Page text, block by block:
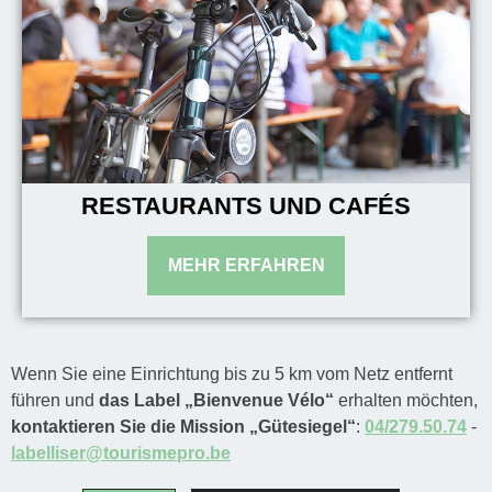
RESTAURANTS UND CAFÉS
Wenn Sie eine Einrichtung bis zu 5 km vom Netz entfernt
führen und das Label „Bienvenue Vélo“ erhalten möchten,
kontaktieren Sie die Mission „Gütesiegel“: 04/279.50.74 -
labelliser@tourismepro.be